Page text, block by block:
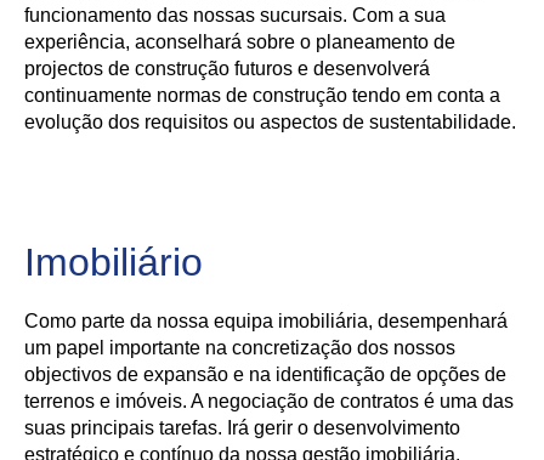
funcionamento das nossas sucursais. Com a sua
experiência, aconselhará sobre o planeamento de
projectos de construção futuros e desenvolverá
continuamente normas de construção tendo em conta a
evolução dos requisitos ou aspectos de sustentabilidade.
Imobiliário
Como parte da nossa equipa imobiliária, desempenhará
um papel importante na concretização dos nossos
objectivos de expansão e na identificação de opções de
terrenos e imóveis. A negociação de contratos é uma das
suas principais tarefas. Irá gerir o desenvolvimento
estratégico e contínuo da nossa gestão imobiliária.